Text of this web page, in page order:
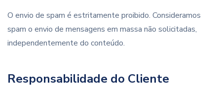
O envio de spam é estritamente proibido. Consideramos
spam o envio de mensagens em massa não solicitadas,
independentemente do conteúdo.
Responsabilidade do Cliente